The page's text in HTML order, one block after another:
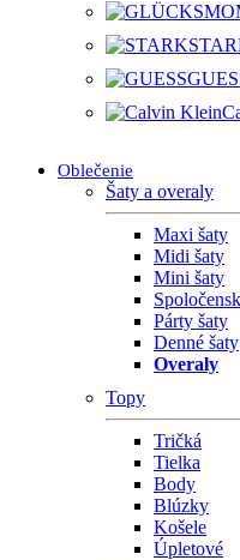
Oblečenie
Šaty a overaly
Maxi šaty
Midi šaty
Mini šaty
Párty šaty
Denné šaty
Overaly
Topy
Tričká
Tielka
Body
Blúzky
Košele
Úpletové